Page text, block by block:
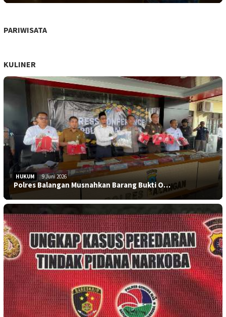
PARIWISATA
KULINER
HUKUM 9 Juni 2026
Polres Balangan Musnahkan Barang Bukti O…